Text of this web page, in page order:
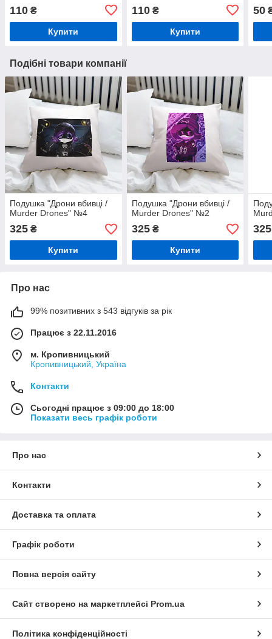
110 ₴
Купити
110₴
Купити
50
Подібні товари компанії
Подушка "Дрони вбивці /
Murder Drones" №4
325 ₴
Купити
Подушка "Дрони вбивці /
Murder Drones" №2
325₴
Купити
325
Про нас
99% позитивних з 543 відгуків за рік
Працює з 22.11.2016
м. Кропивницький
Кропивницький, Україна
Контакти
Сьогодні працює з 09:00 до 18:00
Показати весь графік роботи
Про нас
Контакти
Доставка та оплата
Графік роботи
Повна версія сайту
Сайт створено на маркетплейсі Prom.ua
Політика конфіденційності